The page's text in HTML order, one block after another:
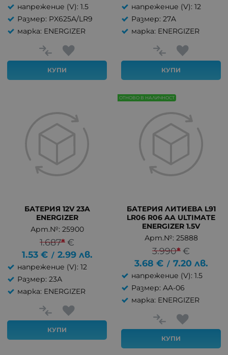
напрежение (V): 1.5
Размер: PX625A/LR9
марка: ENERGIZER
КУПИ
напрежение (V): 12
Размер: 27A
марка: ENERGIZER
КУПИ
БАТЕРИЯ 12V 23A
ENERGIZER
Арт.№: 25900
1.687*€
1.53 € / 2.99 лв.
напрежение (V): 12
Размер: 23А
марка: ENERGIZER
КУПИ
БАТЕРИЯ ЛИТИЕВА L91
LR06 R06 AA ULTIMATE
ENERGIZER 1.5V
Арт.№: 25888
3.990*€
3.68 € / 7.20 лв.
напрежение (V): 1.5
Размер: AA-06
марка: ENERGIZER
КУПИ
ОТНОВО В НАЛИЧНОСТ